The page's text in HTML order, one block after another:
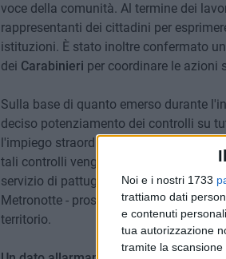
Noi e i nostri 1733
trattiamo dati
e contenuti
tua autorizzazione
tramite la
voce della comunità. Al termine dei
rappresentanti dei cittadini per
istituzioni. È stato inoltre confermato
dei Carabinieri per coordinare le azioni
​Sulla base di quanto emerso durante
deciso potenziamento dei controlli su
l'impiego straordinario di pattuglie della
tali controlli vengano effettivamente
servizio di pattugliamento privato -
Metronotte - proseguirà senza sosta
territorio.